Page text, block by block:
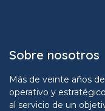
Sobre nosotros
Más de veinte años
operativo y
al servicio de un